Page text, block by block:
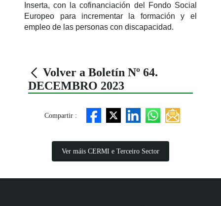
Inserta, con la cofinanciación del Fondo Social
Europeo para incrementar la formación y el
empleo de las personas con discapacidad.
Volver a Boletín Nº 64.
DECEMBRO 2023
Compartir :
Ver máis CERMI e Terceiro Sector